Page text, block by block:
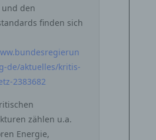
und den
finden sich
de/aktuelles/kritis-
2383682
zählen u.a.
Energie,